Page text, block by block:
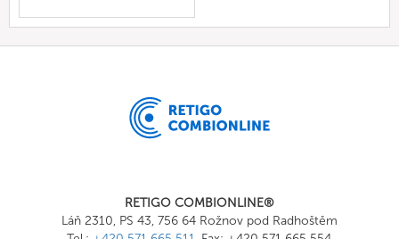
RETIGO COMBIONLINE®
Láň 2310, PS 43, 756 64 Rožnov pod Radhoštěm